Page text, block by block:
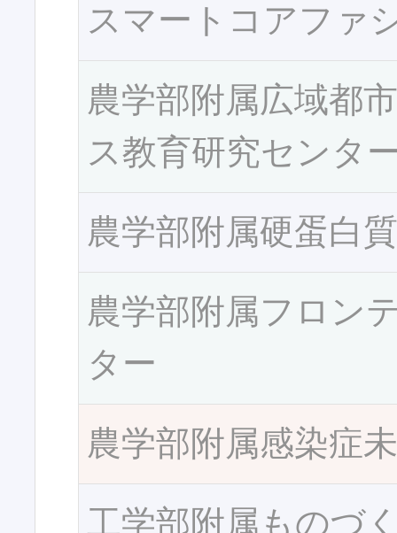
スマートコアファ
農学部附属広域都
ス教育研究センタ
農学部附属硬蛋白
農学部附属フロン
ター
農学部附属感染症
工学部附属ものづ